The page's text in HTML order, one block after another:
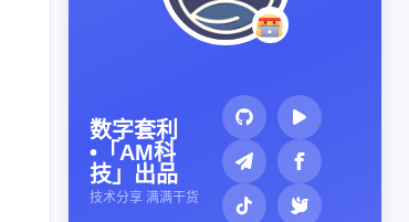
数字套利
•「AM科
技」出品
技术分享 满满干货